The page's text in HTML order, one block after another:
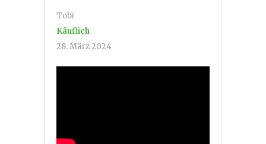
Tobi
Käuflich
28. März 2024